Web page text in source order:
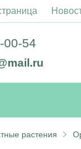
00-54
растения